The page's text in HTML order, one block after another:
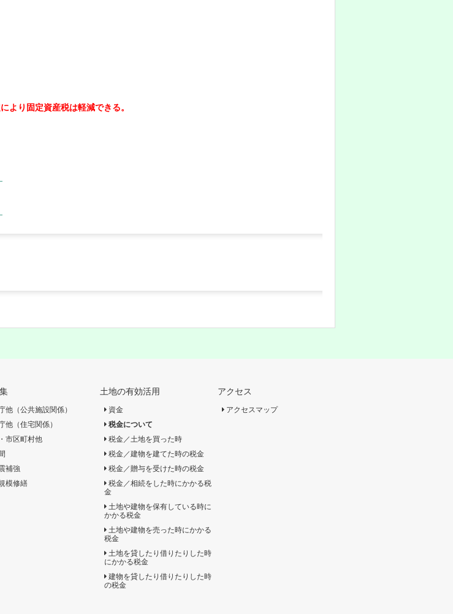
り固定資産税は軽減できる。
他（公共施設関係）
他（住宅関係）
市区町村他
補強
模修繕
土地の有効活用
資金
税金について
税金／土地を買った時
税金／建物を建てた時の税金
税金／贈与を受けた時の税金
税金／相続をした時にかかる税
金
土地や建物を保有している時に
かかる税金
土地や建物を売った時にかかる
税金
土地を貸したり借りたりした時
にかかる税金
建物を貸したり借りたりした時
の税金
アクセス
アクセスマップ